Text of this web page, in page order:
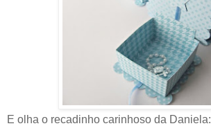
E olha o recadinho carinhoso da Daniela: